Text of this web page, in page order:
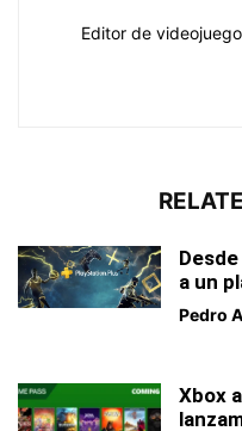
Editor de
a un
Pedro
Xbox